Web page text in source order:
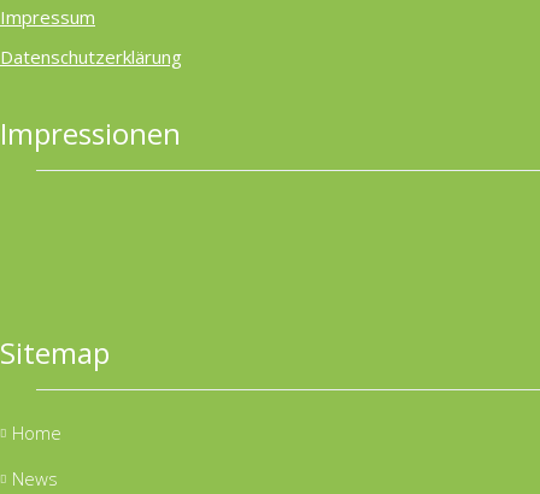
Impressum
Datenschutzerklärung
Impressionen
Sitemap
Home
News